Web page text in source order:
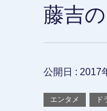
藤吉
公開日 : 2017
エンタメ ド